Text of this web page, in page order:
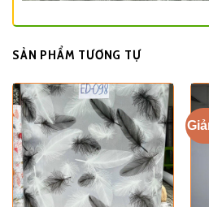
SẢN PHẨM TƯƠNG TỰ